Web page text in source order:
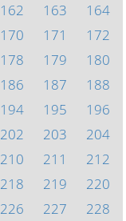
162 163
164
170 171
172
178 179
180
186 187
188
194 195
196
202 203
204
210 211
212
218 219
220
226 227
228